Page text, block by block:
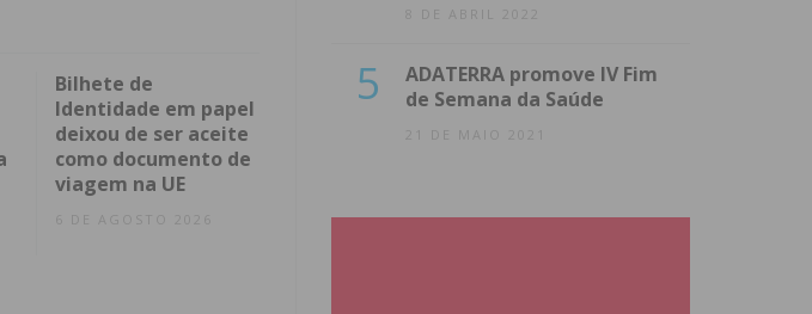
Bilhete de
Identidade em papel
deixou de ser aceite
como documento de
viagem na UE
6 DE AGOSTO 2026
8 DE ABRIL 2022
5
ADATERRA promove IV Fim
de Semana da Saúde
21 DE MAIO 2021